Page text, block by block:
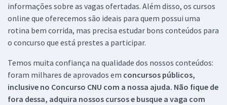
informações sobre as vagas ofertadas. Além disso, os cursos
online que oferecemos são ideais para quem possui uma
rotina bem corrida, mas precisa estudar bons conteúdos para
o concurso que está prestes a participar.
Temos muita confiança na qualidade dos nossos conteúdos:
foram milhares de aprovados em concursos públicos,
inclusive no Concurso CNU com a nossa ajuda. Não fique de
fora dessa, adquira nossos cursos e busque a vaga com